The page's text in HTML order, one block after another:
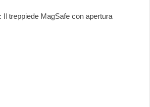
Il treppiede MagSafe con apertura